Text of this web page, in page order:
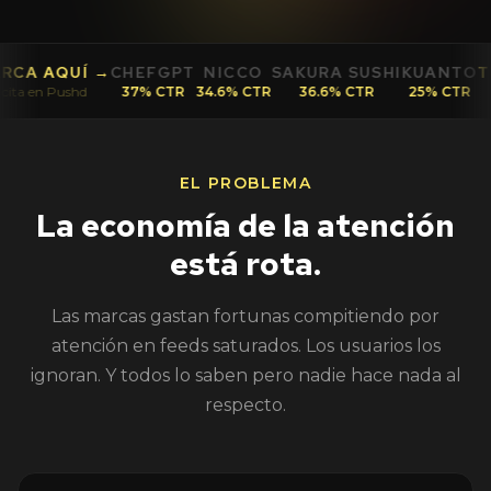
CTR
NICCO
34.6% CTR
SAKURA SUSHI
36.6% CTR
KUANTO
25% CTR
TU MARCA AQUÍ
Publicita en Pushd
EL PROBLEMA
La economía de la atención
está rota.
Las marcas gastan fortunas compitiendo por
atención en feeds saturados. Los usuarios los
ignoran. Y todos lo saben pero nadie hace nada al
respecto.